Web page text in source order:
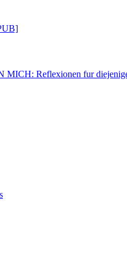
Reflexionen fur